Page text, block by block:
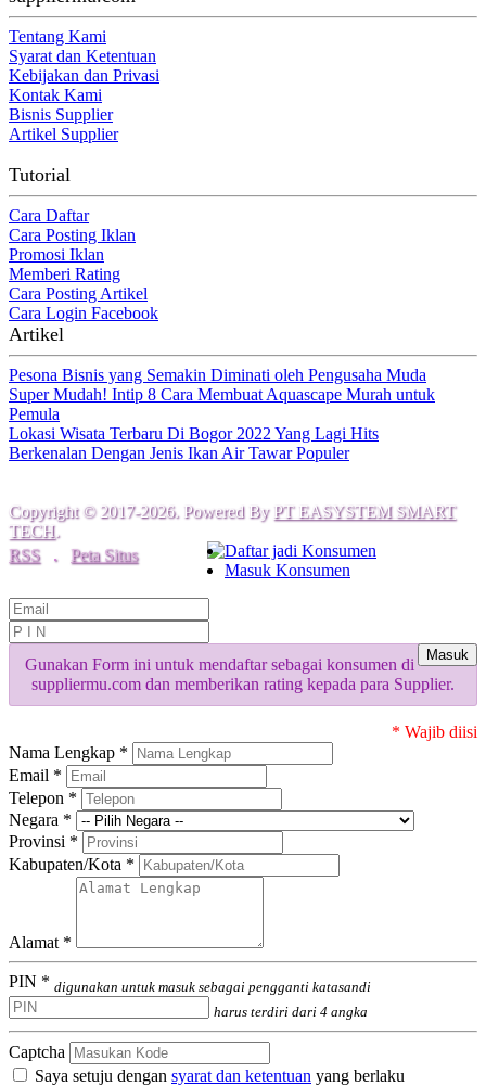
Tentang Kami
Syarat dan Ketentuan
Kebijakan dan Privasi
Kontak Kami
Bisnis Supplier
Artikel Supplier
Tutorial
Cara Daftar
Cara Posting Iklan
Promosi Iklan
Memberi Rating
Cara Posting Artikel
Cara Login Facebook
Artikel
Pesona Bisnis yang Semakin Diminati oleh Pengusaha Muda
Super Mudah! Intip 8 Cara Membuat Aquascape Murah untuk
Pemula
Lokasi Wisata Terbaru Di Bogor 2022 Yang Lagi Hits
Berkenalan Dengan Jenis Ikan Air Tawar Populer
Copyright © 2017-2026. Powered By PT EASYSTEM SMART
TECH.
RSS
. Peta Situs
Daftar jadi Konsumen
Masuk Konsumen
Masuk
Gunakan Form ini untuk mendaftar sebagai konsumen di
suppliermu.com dan memberikan rating kepada para Supplier.
* Wajib diisi
Nama Lengkap *
Email *
Telepon *
Negara *
Provinsi *
Kabupaten/Kota *
Alamat *
PIN * digunakan untuk masuk sebagai pengganti katasandi
harus terdiri dari 4 angka
Captcha
Saya setuju dengan syarat dan ketentuan yang berlaku